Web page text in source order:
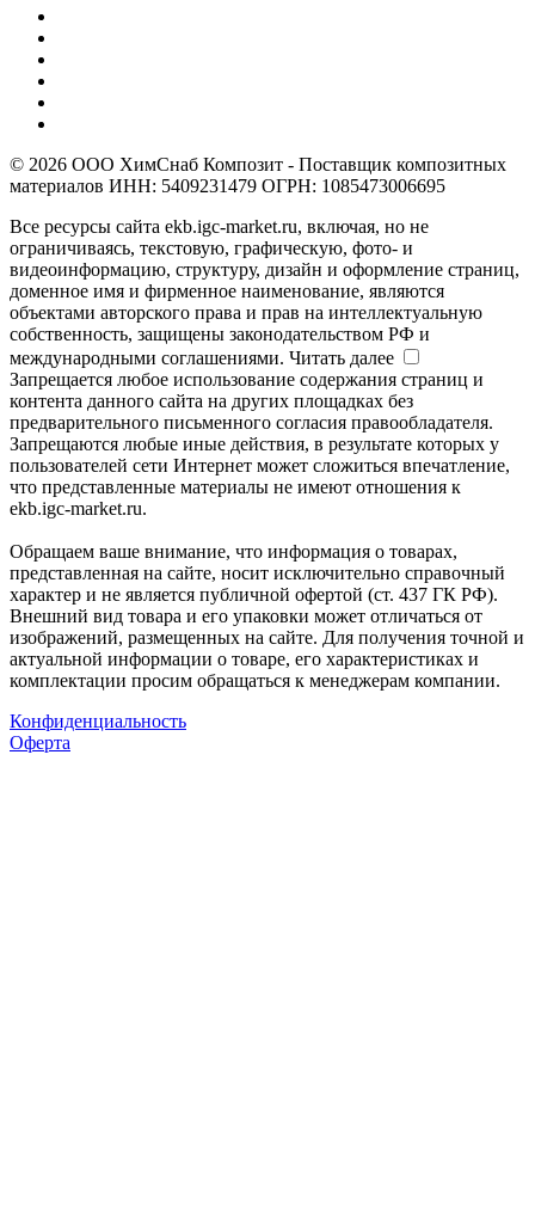
© 2026 ООО ХимСнаб Композит - Поставщик композитных
материалов ИНН: 5409231479 ОГРН: 1085473006695
Все ресурсы сайта ekb.igc-market.ru, включая, но не
ограничиваясь, текстовую, графическую, фото- и
видеоинформацию, структуру, дизайн и оформление страниц,
доменное имя и фирменное наименование, являются
объектами авторского права и прав на интеллектуальную
собственность, защищены законодательством РФ и
международными соглашениями. Читать далее
Запрещается любое использование содержания страниц и
контента данного сайта на других площадках без
предварительного письменного согласия правообладателя.
Запрещаются любые иные действия, в результате которых у
пользователей сети Интернет может сложиться впечатление,
что представленные материалы не имеют отношения к
ekb.igc-market.ru.
Обращаем ваше внимание, что информация о товарах,
представленная на сайте, носит исключительно справочный
характер и не является публичной офертой (ст. 437 ГК РФ).
Внешний вид товара и его упаковки может отличаться от
изображений, размещенных на сайте. Для получения точной и
актуальной информации о товаре, его характеристиках и
комплектации просим обращаться к менеджерам компании.
Конфиденциальность
Оферта